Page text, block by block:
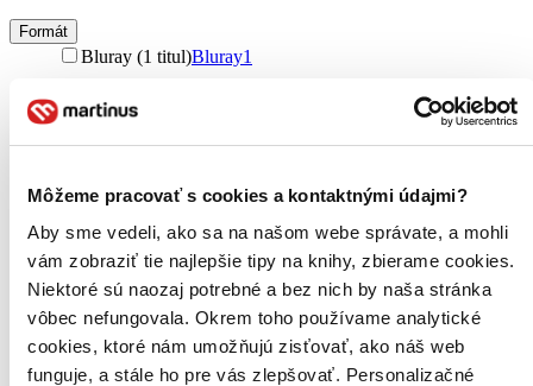
Môžeme pracovať s cookies a kontaktnými údajmi?
Aby sme vedeli, ako sa na našom webe správate, a mohli
vám zobraziť tie najlepšie tipy na knihy, zbierame cookies.
Niektoré sú naozaj potrebné a bez nich by naša stránka
vôbec nefungovala. Okrem toho používame analytické
cookies, ktoré nám umožňujú zisťovať, ako náš web
funguje, a stále ho pre vás zlepšovať. Personalizačné
Formát
Bluray (1 titul)Bluray1
Zúžiť výber
Zoradiť
Bestsellery
Top hodnotené
Najdrahšie
Najlacnejšie
Najvyššia zľava